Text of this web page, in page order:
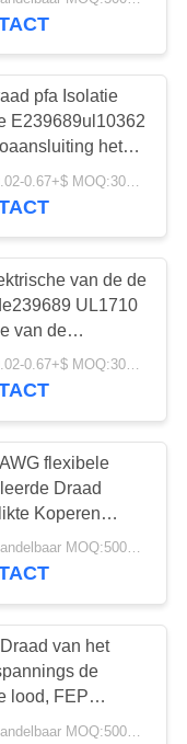
pfa Isolatie
E239689ul10362
het
Weerstand
USD+0.02-0.67+$ MOQ:3050meter
van de de
UL1710
van de
Op hoge
USD+0.02-0.67+$ MOQ:3050meter
flexibele
Draad
Koperen
UL1860
Onderhandelbaar MOQ:5000 PC 's
van het
de
lood, FEP
Draad